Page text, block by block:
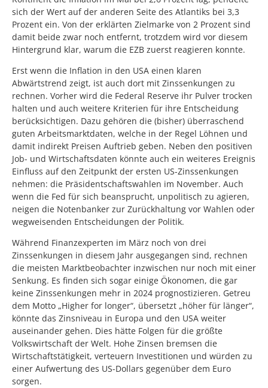
sich der Wert auf der anderen Seite des Atlantiks bei 3,3
Prozent ein. Von der erklärten Zielmarke von 2 Prozent sind
damit beide zwar noch entfernt, trotzdem wird vor diesem
Hintergrund klar, warum die EZB zuerst reagieren konnte.
Erst wenn die Inflation in den USA einen klaren
Abwärtstrend zeigt, ist auch dort mit Zinssenkungen zu
rechnen. Vorher wird die Federal Reserve ihr Pulver trocken
halten und auch weitere Kriterien für ihre Entscheidung
berücksichtigen. Dazu gehören die (bisher) überraschend
guten Arbeitsmarktdaten, welche in der Regel Löhnen und
damit indirekt Preisen Auftrieb geben. Neben den positiven
Job- und Wirtschaftsdaten könnte auch ein weiteres Ereignis
Einfluss auf den Zeitpunkt der ersten US-Zinssenkungen
nehmen: die Präsidentschaftswahlen im November. Auch
wenn die Fed für sich beansprucht, unpolitisch zu agieren,
neigen die Notenbanker zur Zurückhaltung vor Wahlen oder
wegweisenden Entscheidungen der Politik.
Während Finanzexperten im März noch von drei
Zinssenkungen in diesem Jahr ausgegangen sind, rechnen
die meisten Marktbeobachter inzwischen nur noch mit einer
Senkung. Es finden sich sogar einige Ökonomen, die gar
keine Zinssenkungen mehr in 2024 prognostizieren. Getreu
dem Motto „Higher for longer“, übersetzt „höher für länger“,
könnte das Zinsniveau in Europa und den USA weiter
auseinander gehen. Dies hätte Folgen für die größte
Volkswirtschaft der Welt. Hohe Zinsen bremsen die
Wirtschaftstätigkeit, verteuern Investitionen und würden zu
einer Aufwertung des US-Dollars gegenüber dem Euro
sorgen.